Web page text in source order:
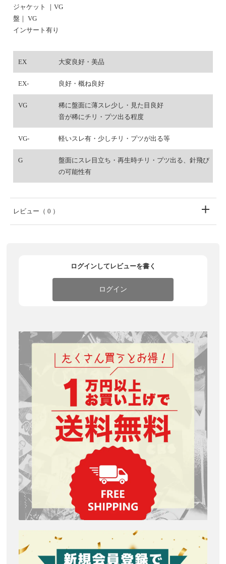
ジャケット ｜VG
盤｜ VG
インサート有り
EX 大変良好・美品
EX- 良好・概ね良好
VG
稀に盤面に薄スレ少し・見た目良好
音が稀にチリ・プツ出る程度
VG- 軽いスレ有・少しチリ・プツが出る等
G
盤面にスレ目立ち・再生時チリ・プツ出る、針飛び
の可能性有
レビュー （ 0 ）
ログインしてレビューを書く
ログイン